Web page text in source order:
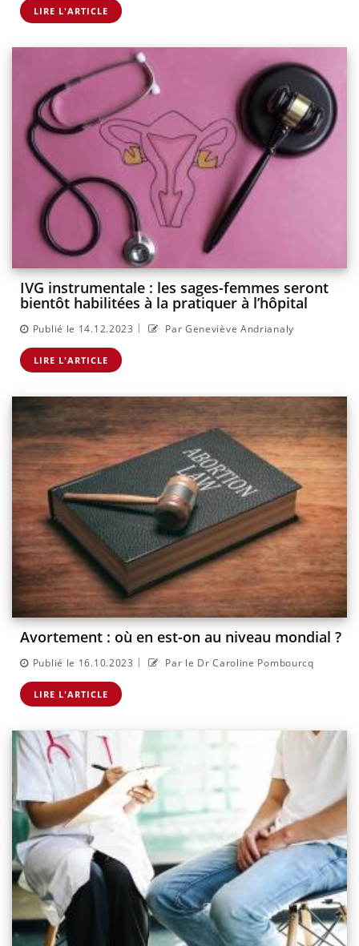
LIRE L'ARTICLE
IVG instrumentale : les sages-femmes seront
bientôt habilitées à la pratiquer à l’hôpital
Publié le 14.12.2023 | Par Geneviève Andrianaly
LIRE L'ARTICLE
Avortement : où en est-on au niveau mondial ?
Publié le 16.10.2023 | Par le Dr Caroline Pombourcq
LIRE L'ARTICLE